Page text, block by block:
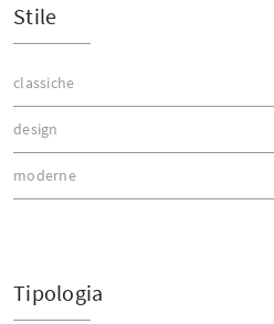
Stile
classiche
design
moderne
Tipologia